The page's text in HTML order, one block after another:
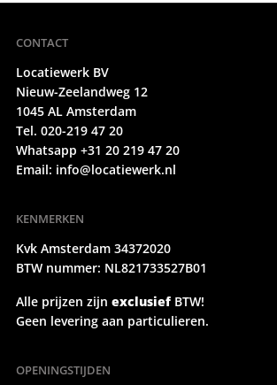
CONTACT
Locatiewerk BV
Nieuw-Zeelandweg 12
1045 AL Amsterdam
Tel. 020-219 47 20
Whatsapp +31 20 219 47 20
Email: info@locatiewerk.nl
KENMERKEN
Kvk Amsterdam 34372020
BTW nummer: NL821733527B01
Alle prijzen zijn exclusiefBTW!
Geen levering aan particulieren.
OPENINGSTIJDEN